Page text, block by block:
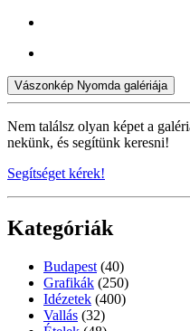
Vászonkép Nyomda galériája
Nem találsz olyan képet a
nekünk, és segítünk keresni!
Segítséget kérek!
Kategóriák
Budapest (40)
Grafikák (250)
Idézetek (400)
Vallás (32)